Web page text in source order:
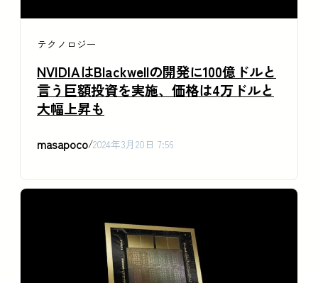
テクノロジー
NVIDIAはBlackwellの開発に100億ドルと
言う巨額投資を実施、価格は4万ドルと
大幅上昇も
masapoco/2024年3月20日 7:56